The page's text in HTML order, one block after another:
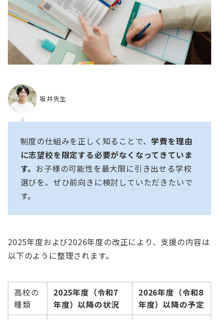
坂井先生
制度の仕組みを正しく知ることで、学費を理由
に志望校を限定する必要がなくなってきていま
す。 お子様の可能性を最大限に引き出せる学校
選びを、ぜひ前向きに検討していただきたいで
す。
2025年度および2026年度の改正により、支援の内容は
以下のように整理されます。
高校の
種類
2025年度（令和7
年度）以降の状況
2026年度（令和8
年度）以降の予定